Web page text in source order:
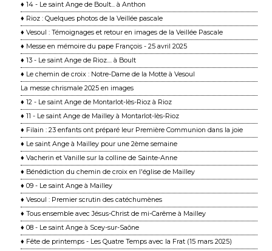
♦ 14 - Le saint Ange de Boult... à Anthon
♦ Rioz : Quelques photos de la Veillée pascale
♦ Vesoul : Témoignages et retour en images de la Veillée Pascale
♦ Messe en mémoire du pape François - 25 avril 2025
♦ 13 - Le saint Ange de Rioz.... à Boult
♦ Le chemin de croix : Notre-Dame de la Motte à Vesoul
La messe chrismale 2025 en images
♦ 12 - Le saint Ange de Montarlot-lès-Rioz à Rioz
♦ 11 - Le saint Ange de Mailley à Montarlot-lès-Rioz
♦ Filain : 23 enfants ont préparé leur Première Communion dans la joie
♦ Le saint Ange à Mailley pour une 2ème semaine
♦ Vacherin et Vanille sur la colline de Sainte-Anne
♦ Bénédiction du chemin de croix en l'église de Mailley
♦ 09 - Le saint Ange à Mailley
♦ Vesoul : Premier scrutin des catéchumènes
♦ Tous ensemble avec Jésus-Christ de mi-Carême à Mailley
♦ 08 - Le saint Ange à Scey-sur-Saône
♦ Fête de printemps - Les Quatre Temps avec la Frat (15 mars 2025)